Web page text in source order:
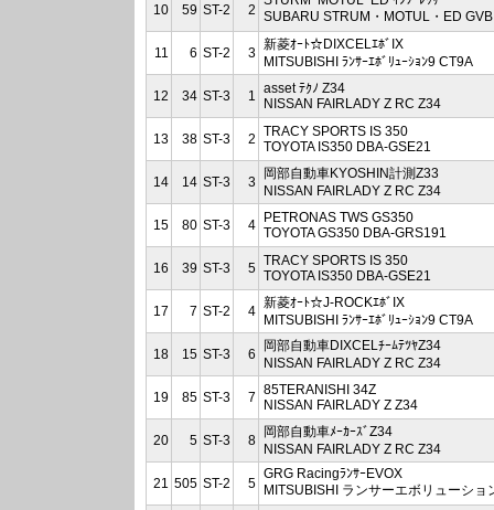
10 59 ST-2 2 SUBARU STRUM・MOTUL・ED GVB
11 6 ST-2 3
新菱ｵｰﾄ☆DIXCELｴﾎﾞIX
MITSUBISHI ﾗﾝｻｰｴﾎﾞﾘｭｰｼｮﾝ9 CT9A
12 34 ST-3 1 asset ﾃｸﾉ Z34
NISSAN FAIRLADY Z RC Z34
13 38 ST-3 2 TRACY SPORTS IS 350
TOYOTA IS350 DBA-GSE21
14 14 ST-3 3
岡部自動車KYOSHIN計測Z33
NISSAN FAIRLADY Z RC Z34
15 80 ST-3 4
PETRONAS TWS GS350
TOYOTA GS350 DBA-GRS191
16 39 ST-3 5 TRACY SPORTS IS 350
TOYOTA IS350 DBA-GSE21
17 7 ST-2 4
新菱ｵｰﾄ☆J-ROCKｴﾎﾞIX
MITSUBISHI ﾗﾝｻｰｴﾎﾞﾘｭｰｼｮﾝ9 CT9A
18 15 ST-3 6
岡部自動車DIXCELﾁｰﾑﾃﾂﾔZ34
NISSAN FAIRLADY Z RC Z34
19 85 ST-3 7 85TERANISHI 34Z
NISSAN FAIRLADY Z Z34
20 5 ST-3 8
岡部自動車ﾒｰｶｰｽﾞZ34
NISSAN FAIRLADY Z RC Z34
21 505 ST-2 5
GRG RacingﾗﾝｻｰEVOX
MITSUBISHI ランサーエボリューショ